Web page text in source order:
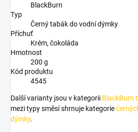
BlackBurn
Typ
Černý tabák do vodní dýmky
Příchuť
Krém, čokoláda
Hmotnost
200 g
Kód produktu
4545
Další varianty jsou v kategorii BlackBurn
mezi typy směsí shrnuje kategorie
dýmky.